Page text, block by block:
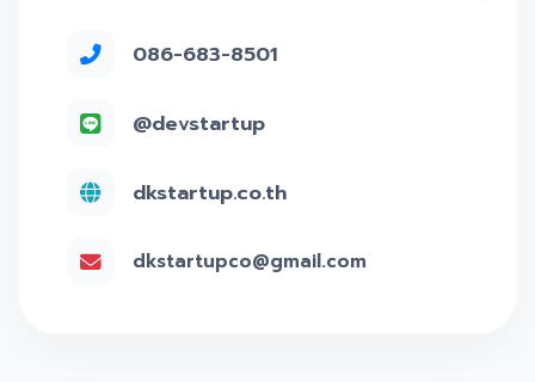
086-683-8501
@devstartup
dkstartup.co.th
dkstartupco@gmail.com